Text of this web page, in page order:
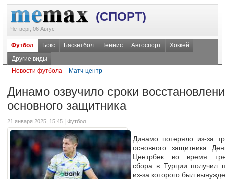
(СПОРТ)
Четверг, 06 Август
Футбол Бокс Баскетбол Теннис Автоспорт
Хоккей
Другие виды
Новости футбола
Матч-центр
Динамо озвучило сроки
основного защитника
21 января 2025, 15:45 Футбол
Динамо потеряло из-за
основного защитника
Центрбек во время
сбора в Турции получил
из-за которого был